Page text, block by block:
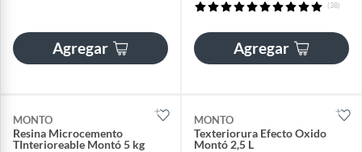
Agregar
(38)
Agregar
MONTO
Resina Microcemento
TInterioreable Montó 5 kg
MONTO
Texteriorura Efecto Oxido
Montó 2,5 L